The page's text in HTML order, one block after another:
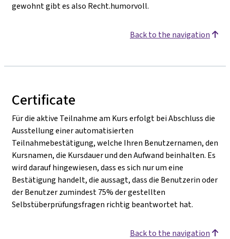
gewohnt gibt es also Recht.humorvoll.
Back to the navigation
Certificate
Für die aktive Teilnahme am Kurs erfolgt bei Abschluss die
Ausstellung einer automatisierten
Teilnahmebestätigung, welche Ihren Benutzernamen, den
Kursnamen, die Kursdauer und den Aufwand beinhalten. Es
wird darauf hingewiesen, dass es sich nur um eine
Bestätigung handelt, die aussagt, dass die Benutzerin oder
der Benutzer zumindest 75% der gestellten
Selbstüberprüfungsfragen richtig beantwortet hat.
Back to the navigation